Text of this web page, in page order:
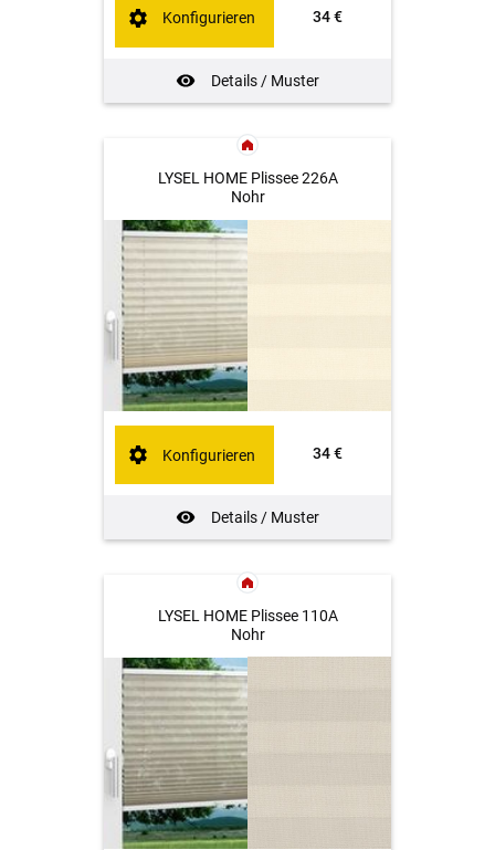
34 €
Details / Muster
Konfigurieren
LYSEL HOME Plissee 226A
Nohr
34 €
Details / Muster
Konfigurieren
LYSEL HOME Plissee 110A
Nohr